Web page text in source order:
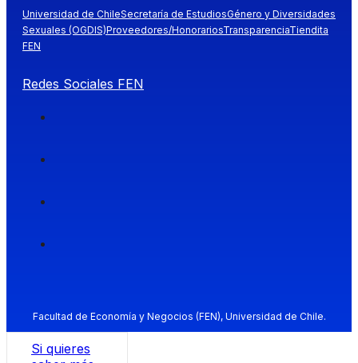
Universidad de ChileSecretaría de EstudiosGénero y Diversidades
Sexuales (OGDIS)Proveedores/HonorariosTransparenciaTiendita
FEN
Redes Sociales FEN
Facultad de Economía y Negocios (FEN), Universidad de Chile.
Si quieres